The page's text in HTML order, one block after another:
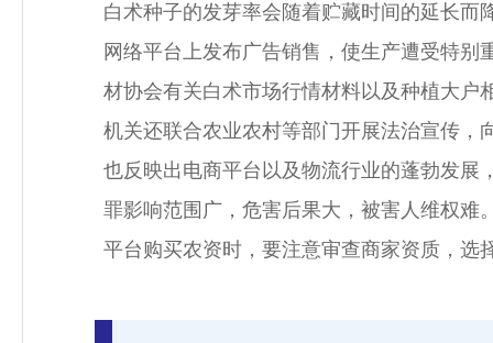
白术种子的发芽率会随着贮藏时间的延长
网络平台上发布广告销售，使生产遭受特
材协会有关白术市场行情材料以及种植大户
机关还联合农业农村等部门开展法治宣传，
也反映出电商平台以及物流行业的蓬勃发展
罪影响范围广，危害后果大，被害人维权难
平台购买农资时，要注意审查商家资质，选